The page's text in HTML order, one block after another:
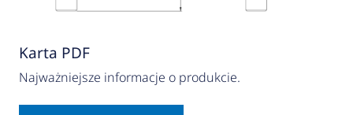
Karta PDF
Najważniejsze informacje o produkcie.